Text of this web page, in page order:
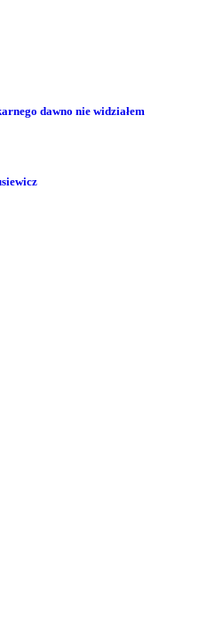
dawno nie widziałem